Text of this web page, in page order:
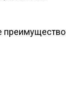
преимущество